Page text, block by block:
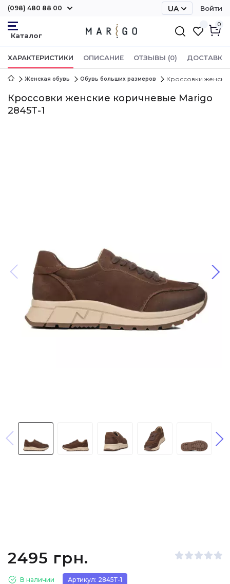
(098) 480 88 00 UA Войти
0
ХАРАКТЕРИСТИКИ ОПИСАНИЕ ОТЗЫВЫ (0) ДОСТАВКА
Женская обувь Обувь больших размеров Кроссовки
Кроссовки женские коричневые Marigo
2845Т-1
2495 грн.
В наличии Артикул: 2845Т-1